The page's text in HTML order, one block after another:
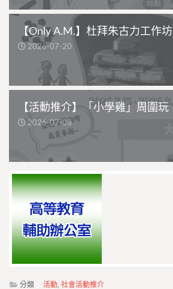
【Only A.M.】杜拜朱古力工作坊
2026-07-20
【活動推介】「小學雞」周圍玩
2026-07-08
分類 活動 社會活動推介